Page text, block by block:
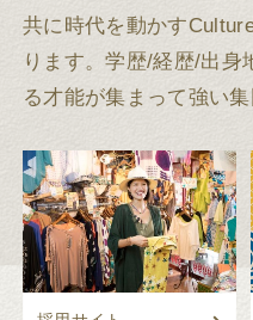
共に時代を動かす
ります。学歴/経歴/出身
る才能が集まって強い集